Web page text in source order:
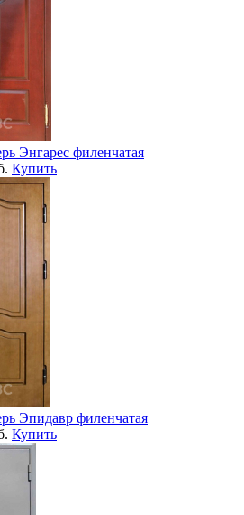
Энгарес филенчатая
Купить
Эпидавр филенчатая
Купить